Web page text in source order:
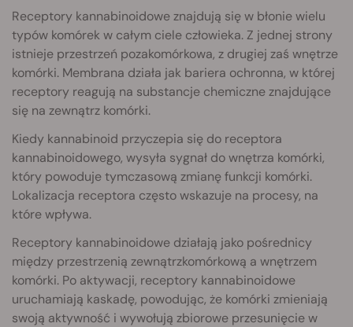
Receptory kannabinoidowe znajdują się w błonie wielu
typów komórek w całym ciele człowieka. Z jednej strony
istnieje przestrzeń pozakomórkowa, z drugiej zaś wnętrze
komórki. Membrana działa jak bariera ochronna, w której
receptory reagują na substancje chemiczne znajdujące
się na zewnątrz komórki.
Kiedy kannabinoid przyczepia się do receptora
kannabinoidowego, wysyła sygnał do wnętrza komórki,
który powoduje tymczasową zmianę funkcji komórki.
Lokalizacja receptora często wskazuje na procesy, na
które wpływa.
Receptory kannabinoidowe działają jako pośrednicy
między przestrzenią zewnątrzkomórkową a wnętrzem
komórki. Po aktywacji, receptory kannabinoidowe
uruchamiają kaskadę, powodując, że komórki zmieniają
swoją aktywność i wywołują zbiorowe przesunięcie w